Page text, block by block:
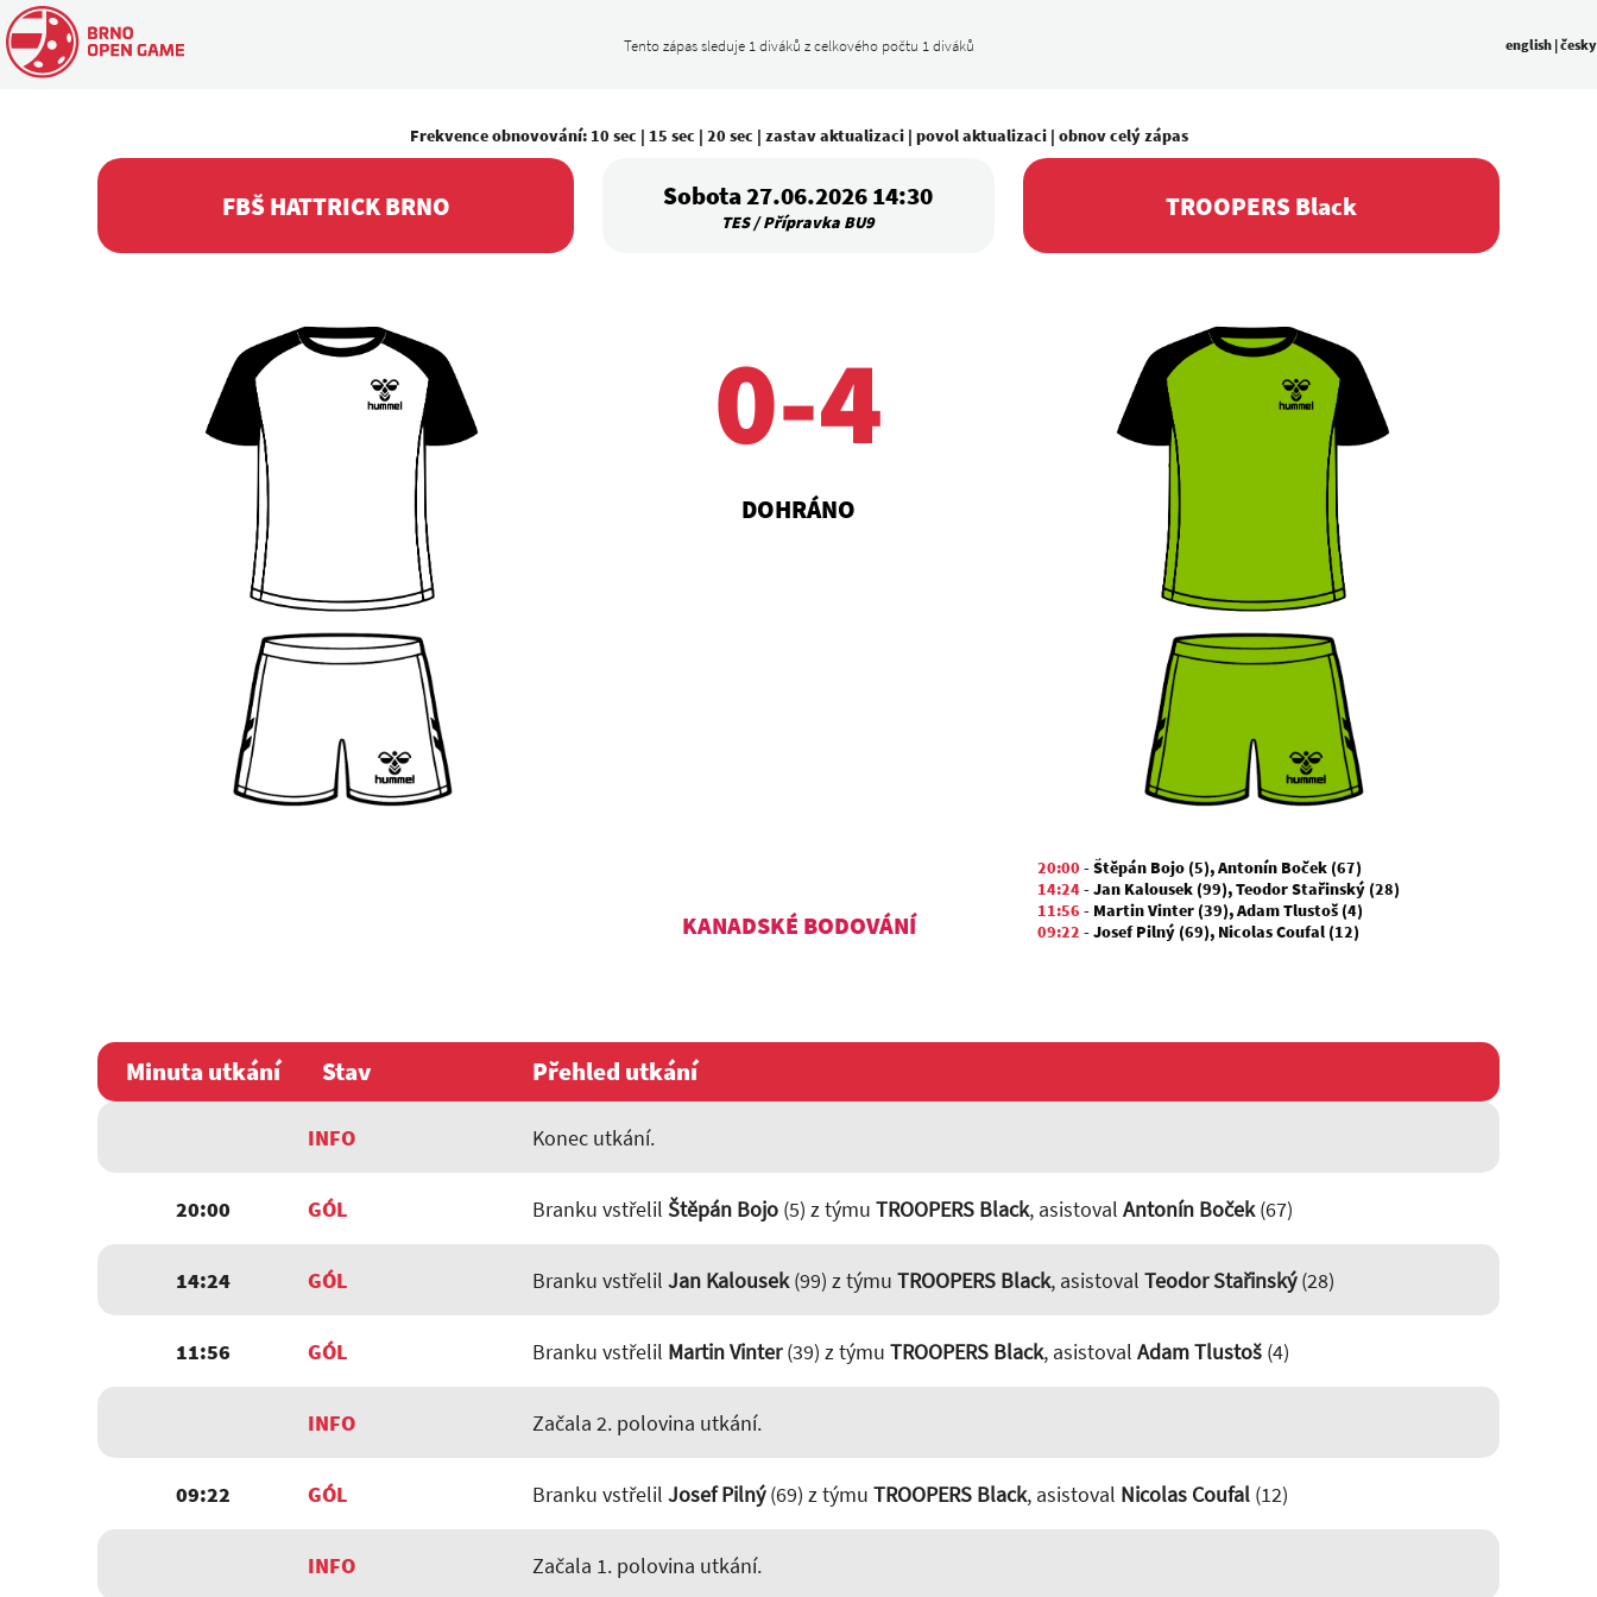
Tento zápas sleduje 1 diváků z celkového počtu 1 diváků english |česky
Frekvence obnovování: 10 sec | 15 sec | 20 sec | zastav aktualizaci| povol aktualizaci| obnov celý zápas
FBŠ HATTRICK BRNO Sobota 27.06.2026 14:30
TES / Přípravka BU9 TROOPERS Black
0-4
DOHRÁNO
KANADSKÉ BODOVÁNÍ
20:00 -Štěpán Bojo (5),Antonín Boček (67)
14:24-Jan Kalousek (99),Teodor Stařinský (28)
11:56 - Martin Vinter (39),Adam Tlustoš (4)
09:22 -Josef Pilný (69), Nicolas Coufal (12)
Minuta utkání Stav Přehled utkání
INFO Konec utkání.
20:00 GÓL Branku vstřelil Štěpán Bojo(5) z týmu TROOPERS Black, asistoval Antonín Boček(67)
14:24 GÓL Branku vstřelil Jan Kalousek(99) z týmu TROOPERS Black, asistoval Teodor Stařinský(28)
11:56 GÓL Branku vstřelil Martin Vinter(39) z týmu TROOPERS Black, asistoval Adam Tlustoš(4)
INFO Začala 2. polovina utkání.
09:22 GÓL Branku vstřelil Josef Pilný(69) z týmu TROOPERS Black, asistoval Nicolas Coufal(12)
INFO Začala 1. polovina utkání.